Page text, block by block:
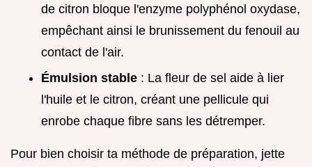
de citron bloque l'enzyme polyphénol oxydase,
empêchant ainsi le brunissement du fenouil au
contact de l'air.
Émulsion stable : La fleur de sel aide à lier
l'huile et le citron, créant une pellicule qui
enrobe chaque fibre sans les détremper.
Pour bien choisir ta méthode de préparation, jette